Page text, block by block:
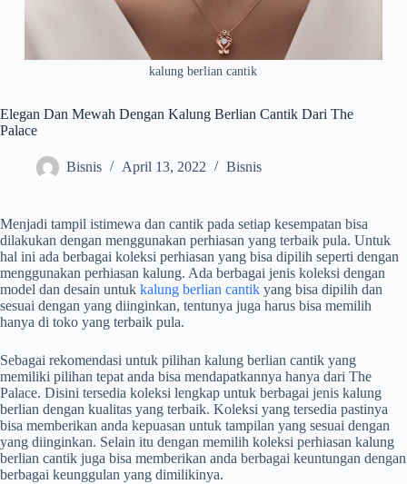
kalung berlian cantik
Elegan Dan Mewah Dengan Kalung Berlian Cantik Dari The
Palace
Bisnis April 13, 2022 Bisnis
Menjadi tampil istimewa dan cantik pada setiap kesempatan bisa
dilakukan dengan menggunakan perhiasan yang terbaik pula. Untuk
hal ini ada berbagai koleksi perhiasan yang bisa dipilih seperti dengan
menggunakan perhiasan kalung. Ada berbagai jenis koleksi dengan
model dan desain untuk kalung berlian cantik yang bisa dipilih dan
sesuai dengan yang diinginkan, tentunya juga harus bisa memilih
hanya di toko yang terbaik pula.
Sebagai rekomendasi untuk pilihan kalung berlian cantik yang
memiliki pilihan tepat anda bisa mendapatkannya hanya dari The
Palace. Disini tersedia koleksi lengkap untuk berbagai jenis kalung
berlian dengan kualitas yang terbaik. Koleksi yang tersedia pastinya
bisa memberikan anda kepuasan untuk tampilan yang sesuai dengan
yang diinginkan. Selain itu dengan memilih koleksi perhiasan kalung
berlian cantik juga bisa memberikan anda berbagai keuntungan dengan
berbagai keunggulan yang dimilikinya.